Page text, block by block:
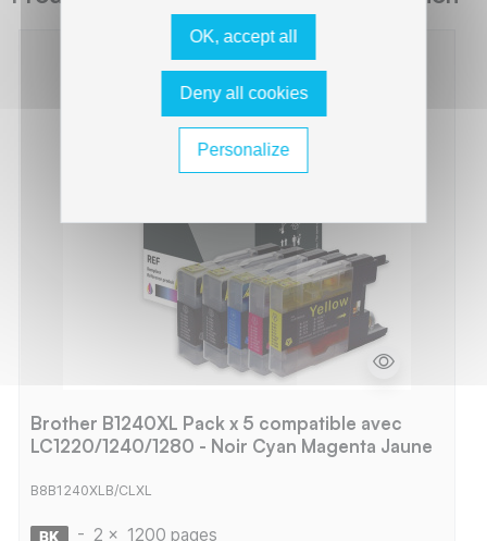
Brother B1240XL Pack x 5 compatible avec
LC1220/1240/1280 - Noir Cyan Magenta Jaune
B8B1240XLB/CLXL
- 2 x 1200 pages
OK, accept all
Deny all cookies
Personalize